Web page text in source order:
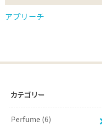
アプリーチ
カテゴリー
Perfume (6)